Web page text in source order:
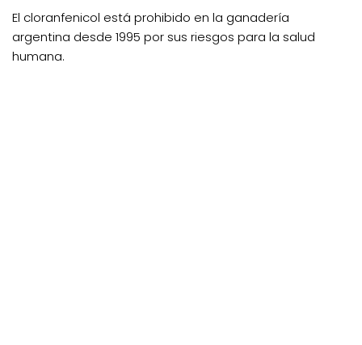
El cloranfenicol está prohibido en la ganadería
argentina desde 1995 por sus riesgos para la salud
humana.